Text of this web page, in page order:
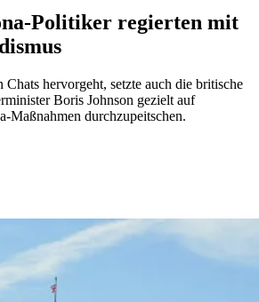
Politiker regierten mit
hervorgeht, setzte auch die britische
Boris Johnson gezielt auf
Maßnahmen durchzupeitschen.